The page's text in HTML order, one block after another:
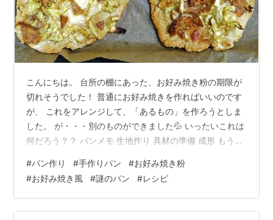
こんにちは。 台所の棚にあった、お好み焼き粉の期限が
切れそうでした！ 普通にお好み焼きを作ればいいのです
が、 これをアレンジして、「あるもの」を作ろうとしま
した。 が・・・別のものができました💦 いったいこれは
何だろう？？ パンメモ 生地作り 具材の準備 成形 もう焼
#パン作り #手作りパン #お好み焼き粉
#お好み焼き風 #謎のパン #レシピ